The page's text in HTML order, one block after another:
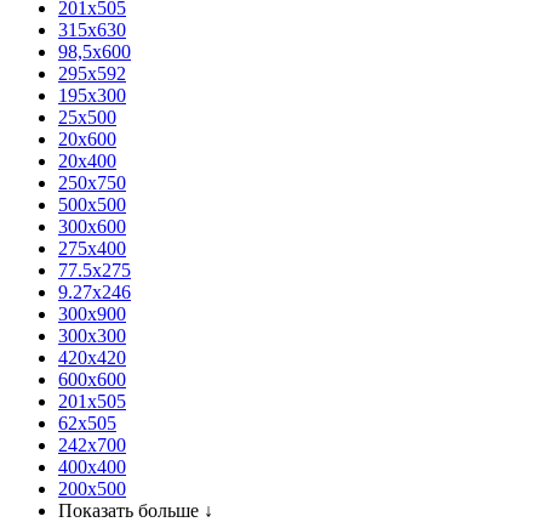
201x505
315x630
98,5х600
295x592
195х300
25x500
20х600
20х400
250x750
500x500
300x600
275x400
77.5х275
9.27x246
300x900
300x300
420х420
600х600
201х505
62х505
242х700
400х400
200х500
Показать больше ↓